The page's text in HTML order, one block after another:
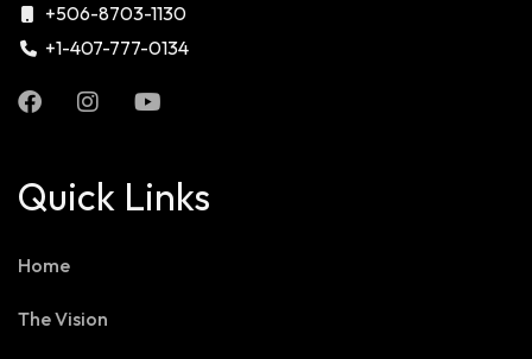
+506-8703-1130
+1-407-777-0134
Quick Links
Home
The Vision